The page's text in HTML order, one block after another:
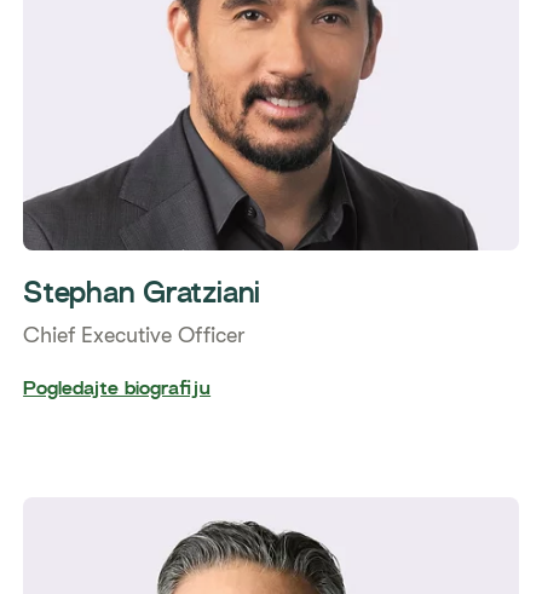
Stephan Gratziani
Chief Executive Officer
Pogledajte biografiju